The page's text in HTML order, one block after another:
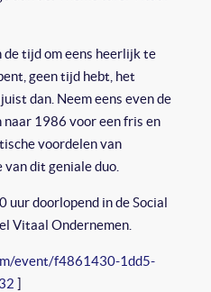
de tijd om eens heerlijk te
geen tijd hebt, het
dan. Neem eens even de
1986 voor een fris en
voordelen van
dit geniale duo.
uur doorlopend in de Social
Vitaal Ondernemen.
event/f4861430-1dd5-
]